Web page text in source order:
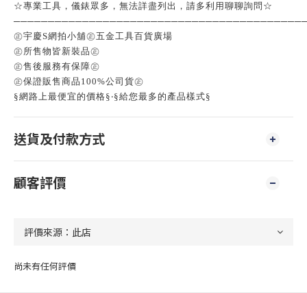
☆專業工具，儀錶眾多，無法詳盡列出，請多利用聊聊詢問☆
㊣宇慶S網拍小舖㊣五金工具百貨廣場
㊣所售物皆新裝品㊣
㊣售後服務有保障㊣
㊣保證販售商品100%公司貨㊣
§網路上最便宜的價格§‧§給您最多的產品樣式§
送貨及付款方式
顧客評價
尚未有任何評價